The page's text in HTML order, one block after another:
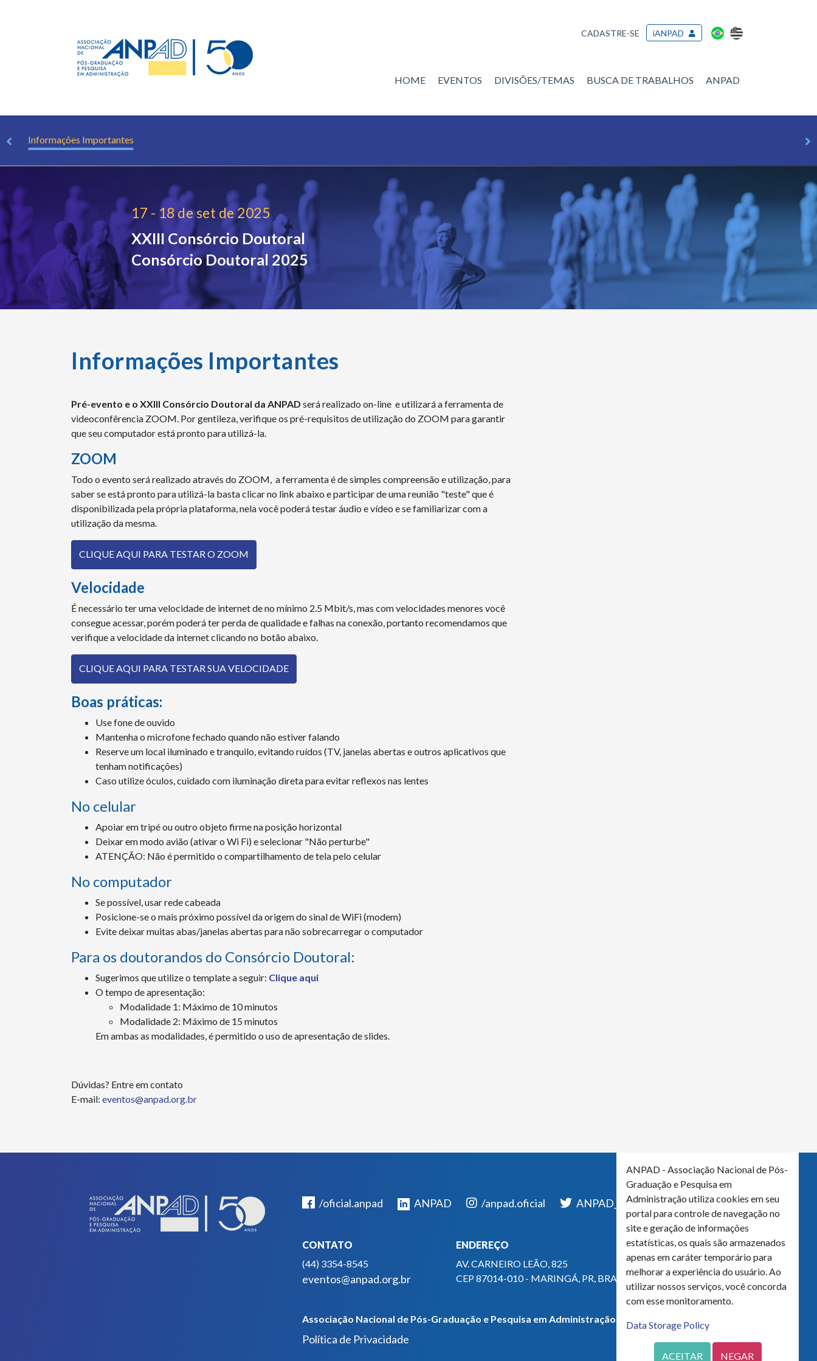
CADASTRE-SE iANPAD
HOME EVENTOS DIVISÕES/TEMAS BUSCA DE TRABALHOS ANPAD
Informações Importantes
17 - 18 de set de 2025
XXIII Consórcio Doutoral
Consórcio Doutoral 2025
Informações Importantes
Pré-evento e o XXIII Consórcio Doutoral da ANPAD será realizado on-line e utilizará a ferramenta de
videoconfêrencia ZOOM. Por gentileza, verifique os pré-requisitos de utilização do ZOOM para garantir
que seu computador está pronto para utilizá-la.
ZOOM
Todo o evento será realizado através do ZOOM, a ferramenta é de simples compreensão e utilização, para
saber se está pronto para utilizá-la basta clicar no link abaixo e participar de uma reunião "teste" que é
disponibilizada pela própria plataforma, nela você poderá testar áudio e vídeo e se familiarizar com a
utilização da mesma.
CLIQUE AQUI PARA TESTAR O ZOOM
Velocidade
É necessário ter uma velocidade de internet de no mínimo 2.5 Mbit/s, mas com velocidades menores você
consegue acessar, porém poderá ter perda de qualidade e falhas na conexão, portanto recomendamos que
verifique a velocidade da internet clicando no botão abaixo.
CLIQUE AQUI PARA TESTAR SUA VELOCIDADE
Boas práticas:
Use fone de ouvido
Mantenha o microfone fechado quando não estiver falando
Reserve um local iluminado e tranquilo, evitando ruídos (TV, janelas abertas e outros aplicativos que
tenham notificações)
Caso utilize óculos, cuidado com iluminação direta para evitar reflexos nas lentes
No celular
Apoiar em tripé ou outro objeto firme na posição horizontal
Deixar em modo avião (ativar o Wi Fi) e selecionar "Não perturbe"
ATENÇÃO: Não é permitido o compartilhamento de tela pelo celular
No computador
Se possível, usar rede cabeada
Posicione-se o mais próximo possível da origem do sinal de WiFi (modem)
Evite deixar muitas abas/janelas abertas para não sobrecarregar o computador
Para os doutorandos do Consórcio Doutoral:
Sugerimos que utilize o template a seguir: Clique aqui
O tempo de apresentação:
Modalidade 1: Máximo de 10 minutos
Modalidade 2: Máximo de 15 minutos
Em ambas as modalidades, é permitido o uso de apresentação de slides.
Dúvidas? Entre em contato
E-mail: eventos@anpad.org.br
/oficial.anpad ANPAD /anpad.oficial ANPAD_Oficial ANPAD
CONTATO
(44) 3354-8545
eventos@anpad.org.br
ENDEREÇO
AV. CARNEIRO LEÃO, 825
CEP 87014-010 - MARINGÁ, PR, BRASIL
Associação Nacional de Pós-Graduação e Pesquisa em Administração - CNPJ 42.595.652/0001-66
Política de Privacidade
ANPAD - Associação Nacional de Pós-
Graduação e Pesquisa em
Administração utiliza cookies em seu
portal para controle de navegação no
site e geração de informações
estatísticas, os quais são armazenados
apenas em caráter temporário para
melhorar a experiência do usuário. Ao
utilizar nossos serviços, você concorda
com esse monitoramento.
Data Storage Policy
ACEITAR NEGAR